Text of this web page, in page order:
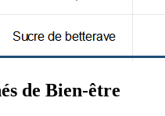
de Bien-être